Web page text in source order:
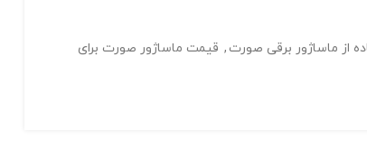
از ماساژور برقی صورت , قیمت ماساژور صورت برای